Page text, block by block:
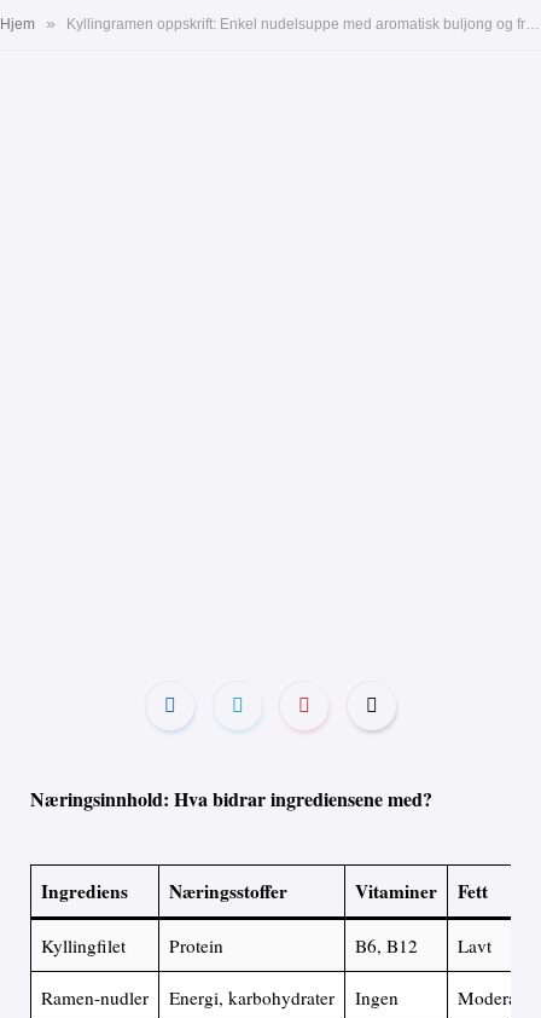
Hjem »
Næringsinnhold: Hva bidrar ingrediensene med?
Ingrediens Næringsstoffer Vitaminer Fett
Kyllingfilet Protein B6, B12 Lavt
Ramen-nudler Energi, karbohydrater Ingen Moderat